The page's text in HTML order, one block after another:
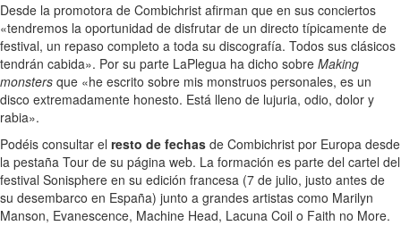
Desde la promotora de Combichrist afirman que en sus conciertos
«tendremos la oportunidad de disfrutar de un directo típicamente de
festival, un repaso completo a toda su discografía. Todos sus clásicos
tendrán cabida». Por su parte LaPlegua ha dicho sobre Making
monsters que «he escrito sobre mis monstruos personales, es un
disco extremadamente honesto. Está lleno de lujuria, odio, dolor y
rabia».
Podéis consultar el resto de fechas de Combichrist por Europa desde
la pestaña Tour de su página web. La formación es parte del cartel del
festival Sonisphere en su edición francesa (7 de julio, justo antes de
su desembarco en España) junto a grandes artistas como Marilyn
Manson, Evanescence, Machine Head, Lacuna Coil o Faith no More.